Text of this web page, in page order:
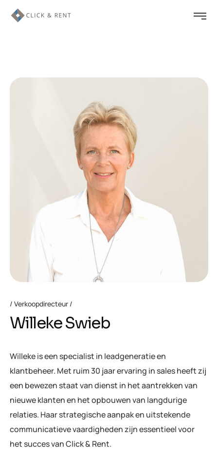
Verkoopdirecteur
Willeke Swieb
Willeke is een specialist in leadgeneratie en
klantbeheer. Met ruim 30 jaar ervaring in sales heeft zij
een bewezen staat van dienst in het aantrekken van
nieuwe klanten en het opbouwen van langdurige
relaties. Haar strategische aanpak en uitstekende
communicatieve vaardigheden zijn essentieel voor
het succes van Click & Rent.